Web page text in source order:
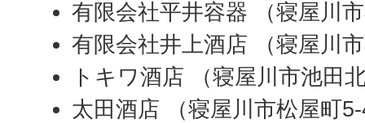
有限会社平井容器 （寝屋川
有限会社井上酒店 （寝屋川
トキワ酒店 （寝屋川市池田
太田酒店 （寝屋川市松屋町